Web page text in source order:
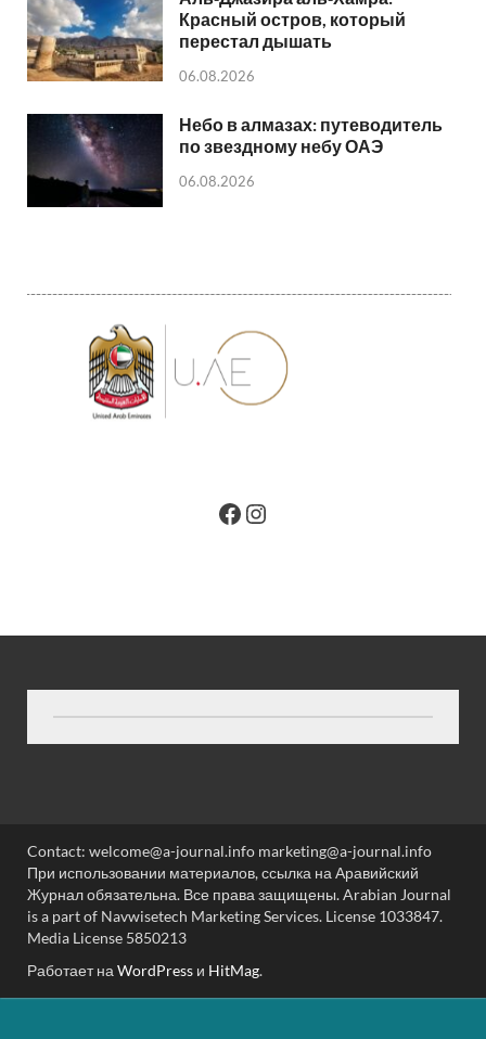
Красный остров, который
перестал дышать
06.08.2026
Небо в алмазах: путеводитель
по звездному небу ОАЭ
06.08.2026
Contact: welcome@a-journal.info marketing@a-journal.info
При использовании материалов, ссылка на Аравийский
Журнал обязательна. Все права защищены. Arabian Journal
is a part of Navwisetech Marketing Services. License 1033847.
Media License 5850213
Работает на WordPress и HitMag.